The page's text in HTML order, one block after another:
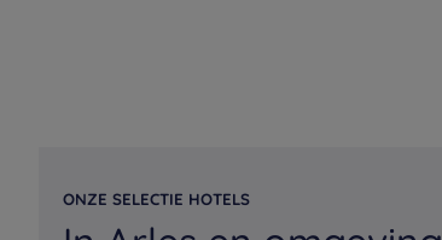
ONZE SELECTIE HOTELS